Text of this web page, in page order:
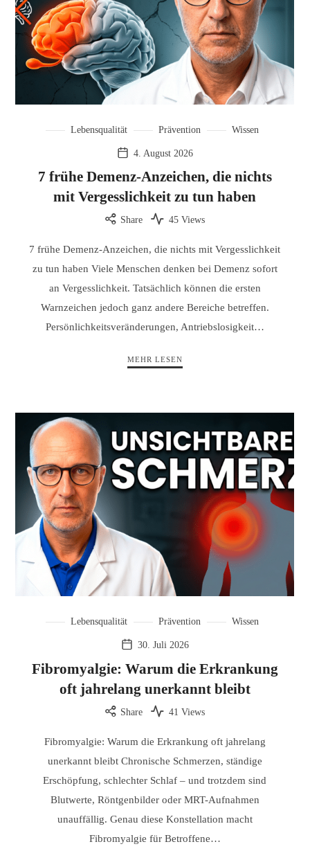
Lebensqualität Prävention Wissen
4. August 2026
7 frühe Demenz-Anzeichen, die nichts
mit Vergesslichkeit zu tun haben
Share 45 Views
7 frühe Demenz-Anzeichen, die nichts mit Vergesslichkeit
zu tun haben Viele Menschen denken bei Demenz sofort
an Vergesslichkeit. Tatsächlich können die ersten
Warnzeichen jedoch ganz andere Bereiche betreffen.
Persönlichkeitsveränderungen, Antriebslosigkeit…
MEHR LESEN
Lebensqualität Prävention Wissen
30. Juli 2026
Fibromyalgie: Warum die Erkrankung
oft jahrelang unerkannt bleibt
Share 41 Views
Fibromyalgie: Warum die Erkrankung oft jahrelang
unerkannt bleibt Chronische Schmerzen, ständige
Erschöpfung, schlechter Schlaf – und trotzdem sind
Blutwerte, Röntgenbilder oder MRT-Aufnahmen
unauffällig. Genau diese Konstellation macht
Fibromyalgie für Betroffene…